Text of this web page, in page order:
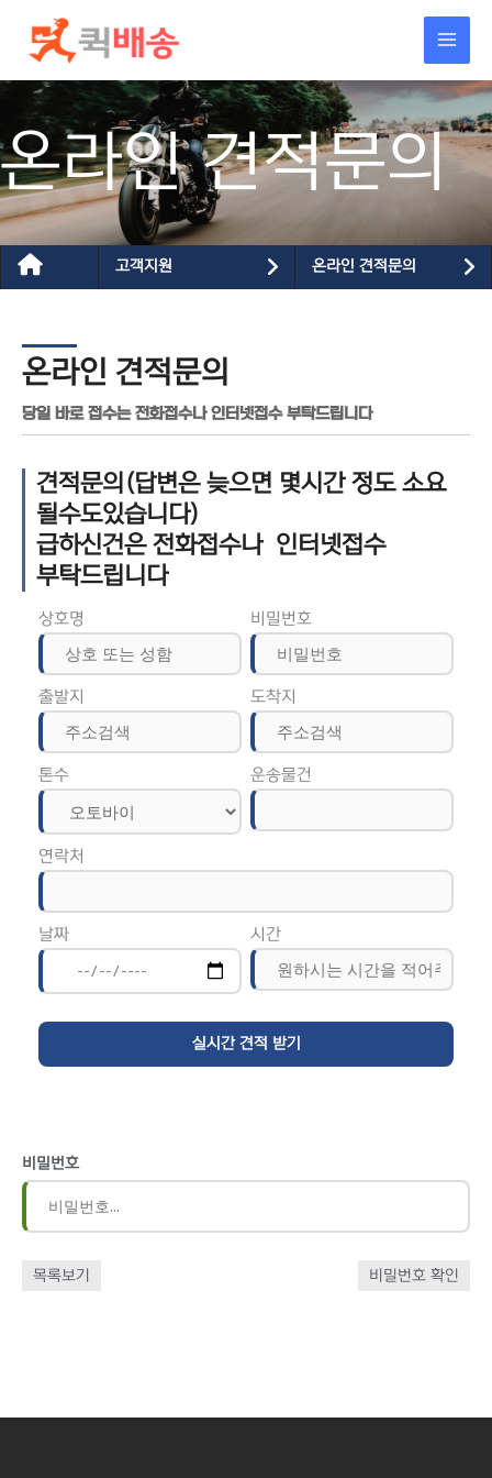
건너뛰기
온라인 견적문의
고객지원 온라인 견적문의
온라인 견적문의
당일 바로 접수는 전화접수나 인터넷접수 부탁드립니다
견적문의(답변은 늦으면 몇시간 정도 소요
될수도있습니다)
급하신건은 전화접수나 인터넷접수
부탁드립니다
상호명 비밀번호
출발지 도착지
톤수 운송물건
연락처
날짜 시간
비밀번호
목록보기 비밀번호 확인